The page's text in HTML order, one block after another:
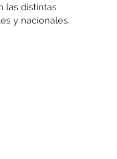
las distintas
y nacionales.